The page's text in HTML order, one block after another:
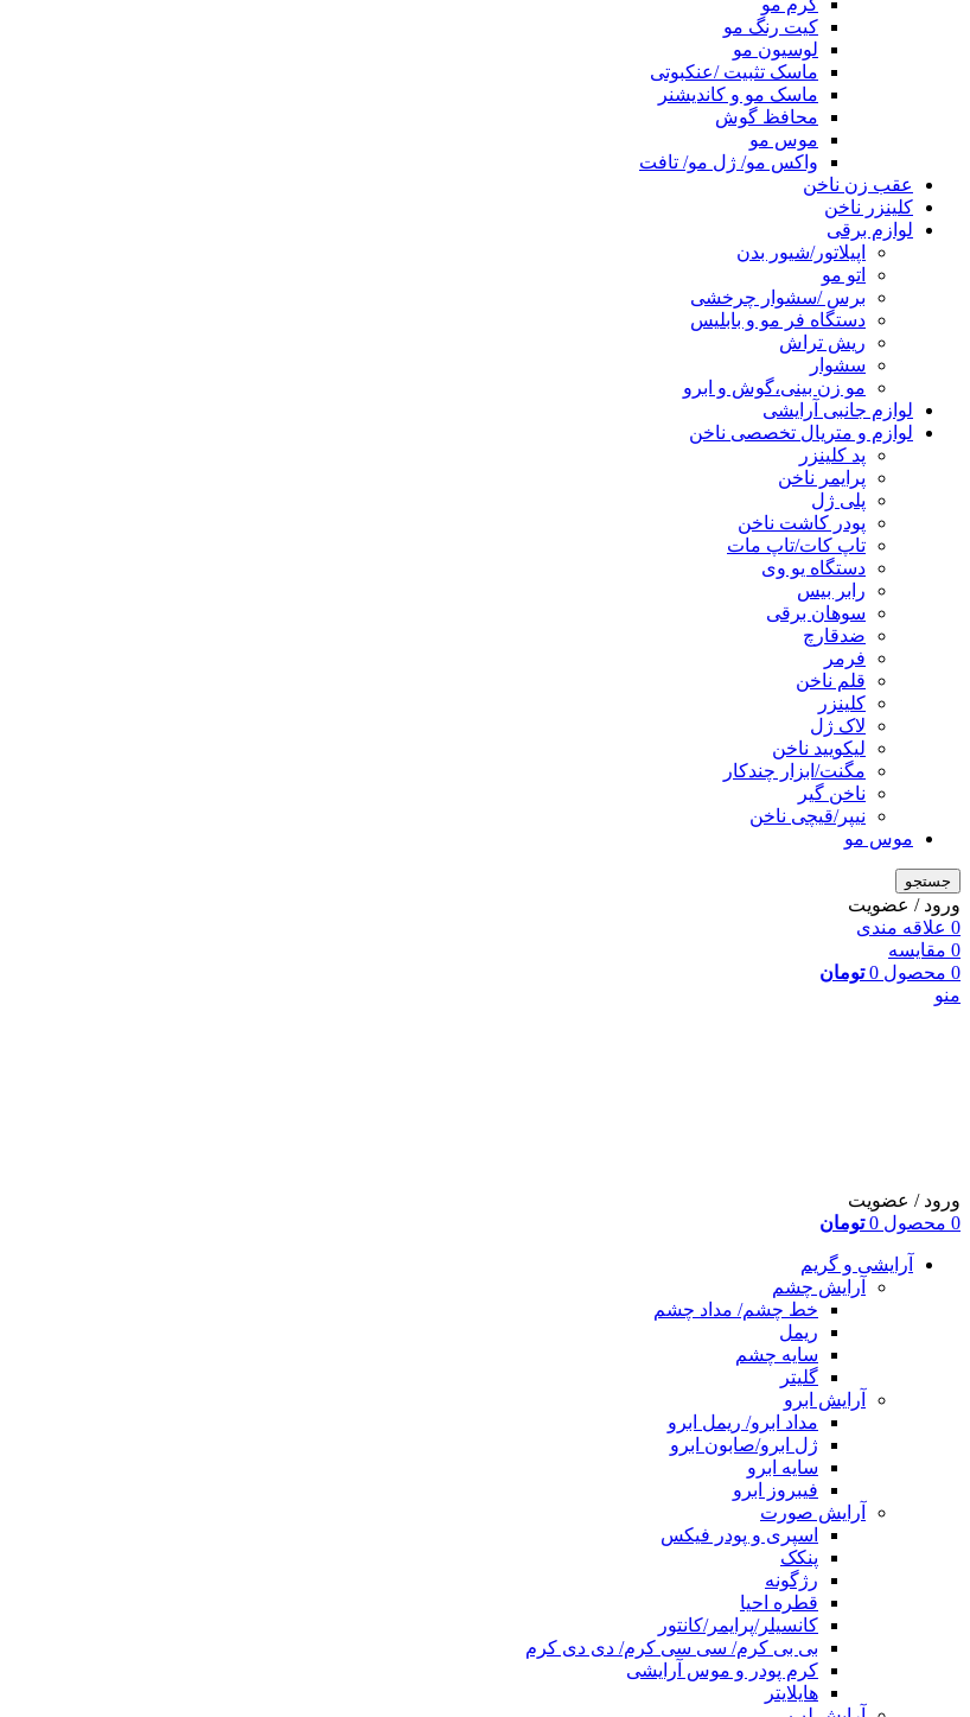
کرم مو
کیت رنگ مو
لوسیون مو
ماسک تثبیت /عنکبوتی
ماسک مو و کاندیشنر
محافظ گوش
موس مو
واکس مو/ ژل مو/ تافت
عقب زن ناخن
کلینزر ناخن
لوازم برقی
اپیلاتور/شیور بدن
اتو مو
برس /سشوار چرخشی
دستگاه فر مو و بابلیس
ریش تراش
سشوار
مو زن بینی،گوش و ابرو
لوازم جانبی آرایشی
لوازم و متریال تخصصی ناخن
پد کلینزر
پرایمر ناخن
پلی ژل
پودر کاشت ناخن
تاپ کات/تاپ مات
دستگاه یو وی
رابر بیس
سوهان برقی
ضدقارچ
فرمر
قلم ناخن
کلینزر
لاک ژل
لیکوييد ناخن
مگنت/ابزار چندکار
ناخن گیر
نیپر/قیچی ناخن
موس مو
جستجو
ورود / عضویت
0 علاقه مندی
0 مقایسه
0 محصول 0 تومان
منو
ورود / عضویت
0 محصول 0 تومان
آرایشی و گریم
آرایش چشم
خط چشم/ مداد چشم
ریمل
سایه چشم
گلیتر
آرایش ابرو
مداد ابرو/ ریمل ابرو
ژل ابرو/صابون ابرو
سایه ابرو
فیبروز ابرو
آرایش صورت
اسپری و پودر فیکس
پنکک
رژگونه
قطره احیا
کانسیلر/پرایمر/کانتور
بی بی کرم/ سی سی کرم/ دی دی کرم
کرم پودر و موس آرایشی
هایلایتر